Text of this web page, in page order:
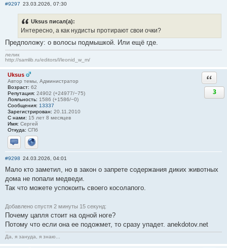
#9297 23.03.2026, 07:30
Uksus писал(а):
Интересно, а как нудисты протирают свои очки?
Предположу: о волосы подмышкой. Или ещё где.
лелик
http://samlib.ru/editors/l/leonid_w_m/
Uksus
Автор темы, Администратор
Возраст: 62
Репутация: 24902 (+24977/−75)
Лояльность: 1586 (+1586/−0)
Сообщения: 13337
Зарегистрирован: 20.11.2010
С нами: 15 лет 8 месяцев
Имя: Сергей
Откуда: СПб
Отправить личное сообщение
Сайт
3
#9298 24.03.2026, 04:01
Мало кто заметил, но в закон о запрете содержания диких животных
дома не попали медведи.
Так что можете успокоить своего косолапого.
Добавлено спустя 2 минуты 15 секунд:
Почему цапля стоит на одной ноге?
Потому что если она ее подожмет, то сразу упадет. anekdotov.net
Да, я зануда, я знаю...